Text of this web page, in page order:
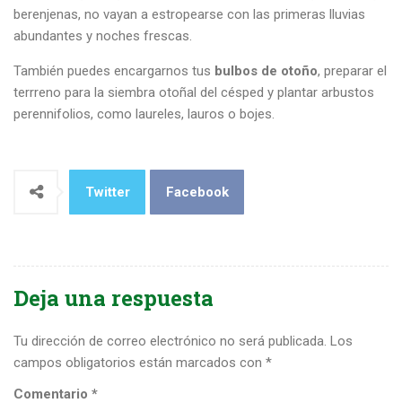
berenjenas, no vayan a estropearse con las primeras lluvias
abundantes y noches frescas.
También puedes encargarnos tus bulbos de otoño, preparar el
terrreno para la siembra otoñal del césped y plantar arbustos
perennifolios, como laureles, lauros o bojes.
Twitter Facebook
Deja una respuesta
Tu dirección de correo electrónico no será publicada. Los
campos obligatorios están marcados con *
Comentario *